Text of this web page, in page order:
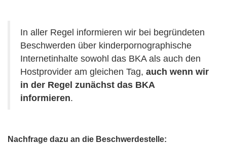
In aller Regel informieren wir bei begründeten
Beschwerden über kinderpornographische
Internetinhalte sowohl das BKA als auch den
Hostprovider am gleichen Tag, auch wenn wir
in der Regel zunächst das BKA
informieren.
Nachfrage dazu an die Beschwerdestelle: